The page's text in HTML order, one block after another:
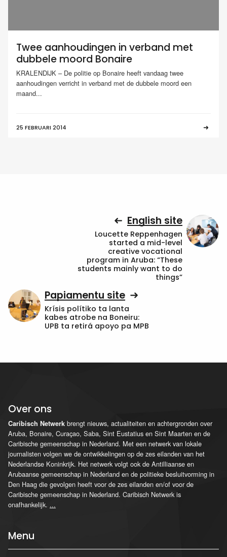
Twee aanhoudingen in verband met
dubbele moord Bonaire
KRALENDIJK – De politie op Bonaire heeft vandaag twee
aanhoudingen verricht in verband met de dubbele moord een
maand...
25 FEBRUARI 2014
English site
Loucette Reppenhagen
started a mid-level
creative vocational
program in Aruba: “These
students mainly want to do
things”
Papiamentu site
Krísis polítiko ta lanta
kabes atrobe na Boneiru:
UPB ta retirá apoyo pa MPB
Over ons
Caribisch Netwerk brengt nieuws, actualiteiten en achtergronden over
Aruba, Bonaire, Curaçao, Saba, Sint Eustatius en Sint Maarten en de
Caribische gemeenschap in Nederland. Met een netwerk van lokale
journalisten volgen we de ontwikkelingen op de zes eilanden van het
Nederlandse Koninkrijk. Het netwerk volgt ook de Antilliaanse en
Arubaanse gemeenschap in Nederland en de politieke besluitvorming in
Den Haag die gevolgen heeft voor de zes eilanden en/of voor de
Caribische gemeenschap in Nederland. Caribisch Netwerk is
onafhankelijk. ...
Menu